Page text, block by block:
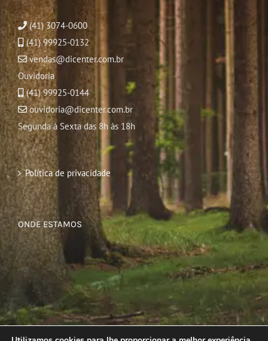
(41) 3074-0600
(41) 99925-0132
vendas@dicenter.com.br
Ouvidoria
(41) 99925-0144
ouvidoria@dicenter.com.br
Segunda à Sexta das 8h às 18h
Política de privacidade
ONDE ESTAMOS